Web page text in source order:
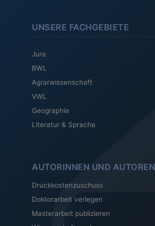
UNSERE FACHGEBIETE
Jura
BWL
Agrarwissenschaft
VWL
Geographie
Literatur & Sprache
AUTORINNEN UND AUTOREN
Druckkostenzuschuss
Doktorarbeit verlegen
Masterarbeit publizieren